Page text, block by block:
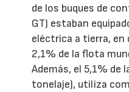
de los buques de
GT) estaban
eléctrica a tierra, en
2,1% de la flota
Además, el 5,1% de
tonelaje), utiliza